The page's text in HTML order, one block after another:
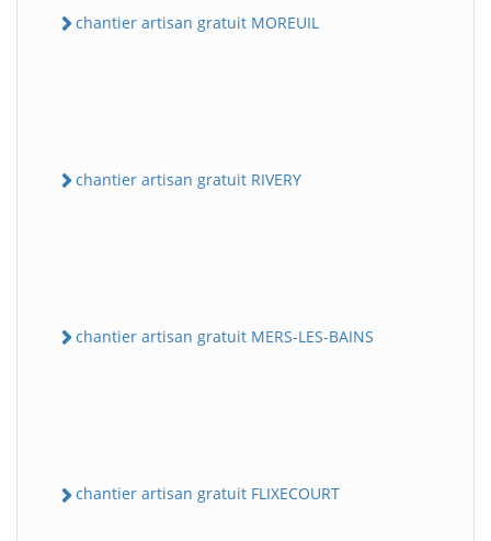
chantier artisan gratuit MOREUIL
chantier artisan gratuit RIVERY
chantier artisan gratuit MERS-LES-BAINS
chantier artisan gratuit FLIXECOURT